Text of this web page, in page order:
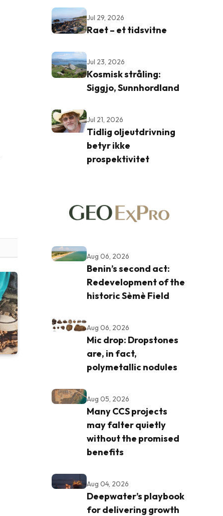
Jul 29, 2026
Raet – et tidsvitne
Jul 23, 2026
Kosmisk stråling:
Siggjo, Sunnhordland
Jul 21, 2026
Tidlig oljeutdrivning
betyr ikke
prospektivitet
Aug 06, 2026
Benin’s second act:
Redevelopment of the
historic Sèmè Field
Aug 06, 2026
Mic drop: Dropstones
are, in fact,
polymetallic nodules
Aug 05, 2026
Many CCS projects
may falter quietly
without the promised
benefits
Aug 04, 2026
Deepwater’s playbook
for delivering growth